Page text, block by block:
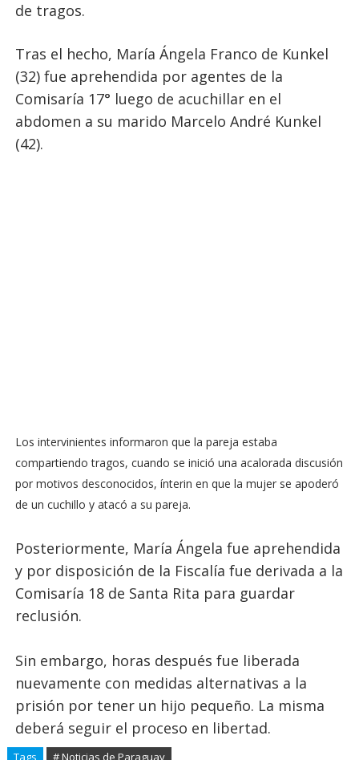
de tragos.
Tras el hecho, María Ángela Franco de Kunkel
(32) fue aprehendida por agentes de la
Comisaría 17° luego de acuchillar en el
abdomen a su marido Marcelo André Kunkel
(42).
Los intervinientes informaron que la pareja estaba
compartiendo tragos, cuando se inició una acalorada discusión
por motivos desconocidos, ínterin en que la mujer se apoderó
de un cuchillo y atacó a su pareja.
Posteriormente, María Ángela fue aprehendida
y por disposición de la Fiscalía fue derivada a la
Comisaría 18 de Santa Rita para guardar
reclusión.
Sin embargo, horas después fue liberada
nuevamente con medidas alternativas a la
prisión por tener un hijo pequeño. La misma
deberá seguir el proceso en libertad.
Tags # Noticias de Paraguay